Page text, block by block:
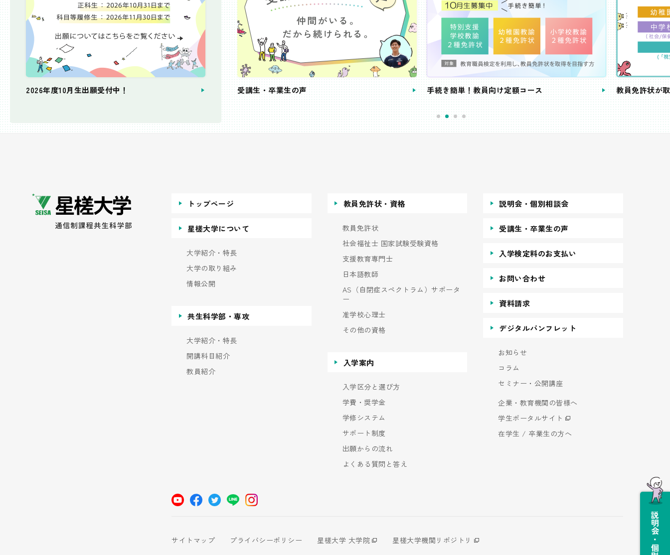
2026年度10月生出願受付中！
個別相談会 受講生・卒業生の声 手続き簡単！教員向け定額コース 教員免許状が
トップページ
星槎大学について
大学紹介・特長
大学の取り組み
情報公開
共生科学部・専攻
大学紹介・特長
開講科目紹介
教員紹介
教員免許状・資格
教員免許状
社会福祉士 国家試験受験資格
支援教育専門士
日本語教師
AS（自閉症スペクトラム）サポータ
ー
准学校心理士
その他の資格
入学案内
入学区分と選び方
学費・奨学金
学修システム
サポート制度
出願からの流れ
よくある質問と答え
説明会・個別相談会
受講生・卒業生の声
入学検定料のお支払い
お問い合わせ
資料請求
デジタルパンフレット
お知らせ
コラム
セミナー・公開講座
企業・教育機関の皆様へ
学生ポータルサイト
在学生 / 卒業生の方へ
サイトマップ プライバシーポリシー 星槎大学 大学院
星槎大学機関リポジトリ